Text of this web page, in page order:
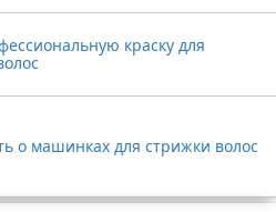
краску для
о машинках для стрижки волос